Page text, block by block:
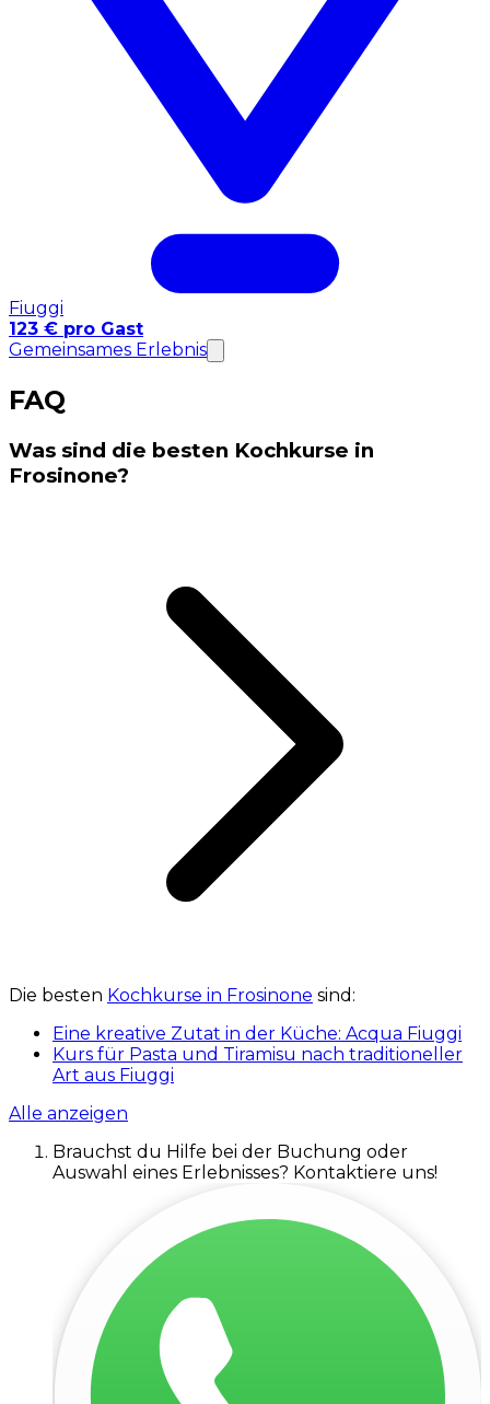
Fiuggi
123 € pro Gast
Gemeinsames Erlebnis
FAQ
Was sind die besten Kochkurse in
Frosinone?
Die besten Kochkurse in Frosinone sind:
Eine kreative Zutat in der Küche: Acqua Fiuggi
Kurs für Pasta und Tiramisu nach traditioneller
Art aus Fiuggi
Alle anzeigen
Brauchst du Hilfe bei der Buchung oder
Auswahl eines Erlebnisses? Kontaktiere uns!